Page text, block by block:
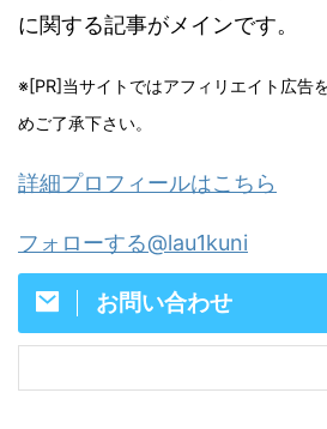
に関する記事がメインです。
※[PR]当サイトではアフィリエイト広告
めご了承下さい。
詳細プロフィールはこちら
フォローする@lau1kuni
お問い合わせ